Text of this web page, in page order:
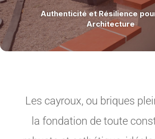
Authenticité et Résilience
Architecture
Les cayroux, ou briques
la fondation de toute